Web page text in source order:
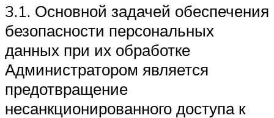
3.1. Основной задачей обеспечения
безопасности персональных
данных при их обработке
Администратором является
предотвращение
несанкционированного доступа к